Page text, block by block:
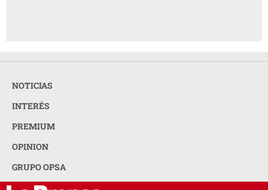
NOTICIAS
INTERÉS
PREMIUM
OPINION
GRUPO OPSA